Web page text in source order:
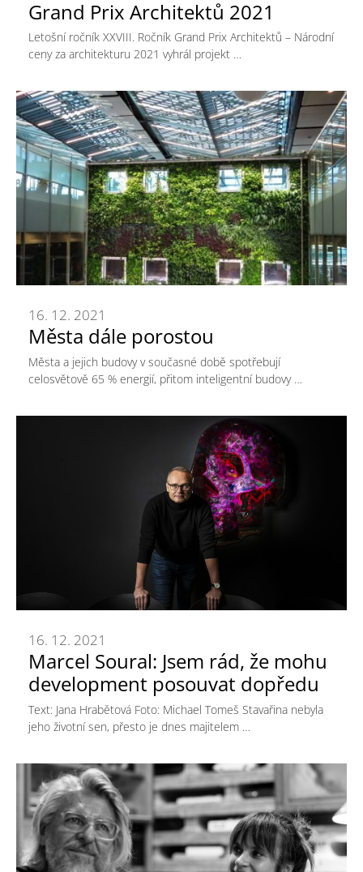
Grand Prix Architektů 2021
Letošní ročník XXVIII. Ročník Grand Prix Architektů – Národní
ceny za architekturu 2021 vyhrál projekt …
Města dále porostou
16. 12. 2021
Města a jejich budovy v současné době spotřebují
celosvětově 65 % energií, přitom inteligentní budovy …
Marcel Soural: Jsem rád, že mohu
development posouvat dopředu
16. 12. 2021
Text: Jana Hrabětová Foto: Michael Tomeš Stavařina nebyla
jeho životní sen, přesto je dnes majitelem …